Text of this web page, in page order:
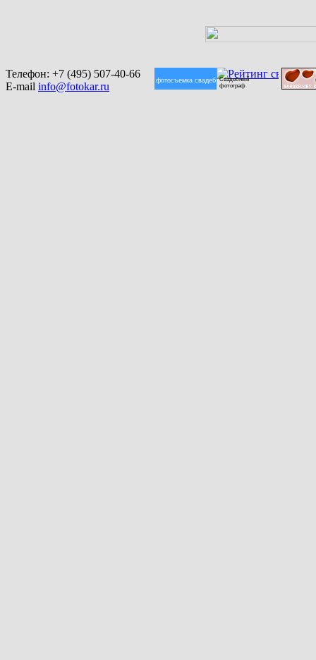
Телефон: +7 (495) 507-40-66
E-mail info@fotokar.ru
Свадебный
фотограф
фотосъемка свадеб